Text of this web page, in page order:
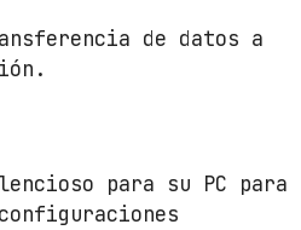
de datos a
para su PC para